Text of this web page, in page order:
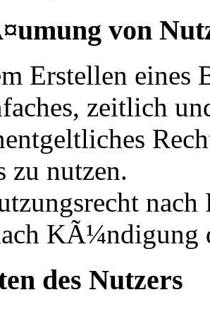
von
Erstellen eines
zeitlich
zu nutzen.
KÃ¼ndigung
des Nutzers